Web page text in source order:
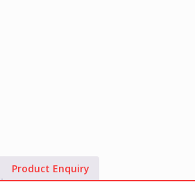
Product Enquiry